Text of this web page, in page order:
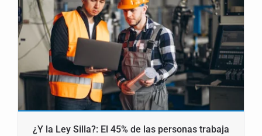
¿Y la Ley Silla?: El 45% de las personas trabaja